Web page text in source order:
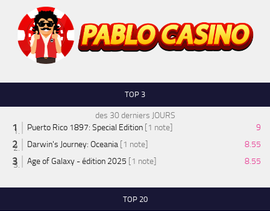
TOP 3
des 30 derniers JOURS
Puerto Rico 1897: Special Edition [1 note]
9
Darwin's Journey: Oceania [1 note]
8.55
Age of Galaxy - édition 2025 [1 note] 8.55
TOP 20